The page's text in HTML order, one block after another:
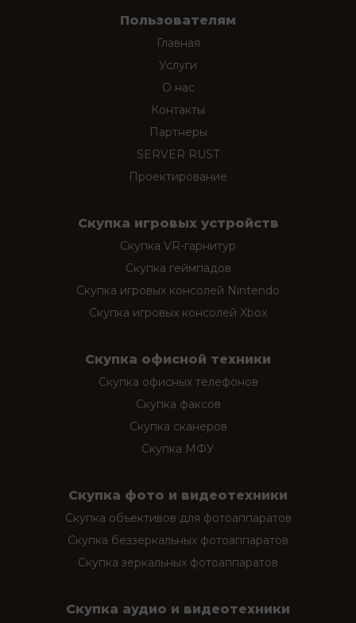
Пользователям
Главная
Услуги
О нас
Контакты
Партнеры
SERVER RUST
Проектирование
Скупка игровых устройств
Скупка VR-гарнитур
Скупка геймпадов
Скупка игровых консолей Nintendo
Скупка игровых консолей Xbox
Скупка офисной техники
Скупка офисных телефонов
Скупка факсов
Скупка сканеров
Скупка МФУ
Скупка фото и видеотехники
Скупка объективов для фотоаппаратов
Скупка беззеркальных фотоаппаратов
Скупка зеркальных фотоаппаратов
Скупка аудио и видеотехники